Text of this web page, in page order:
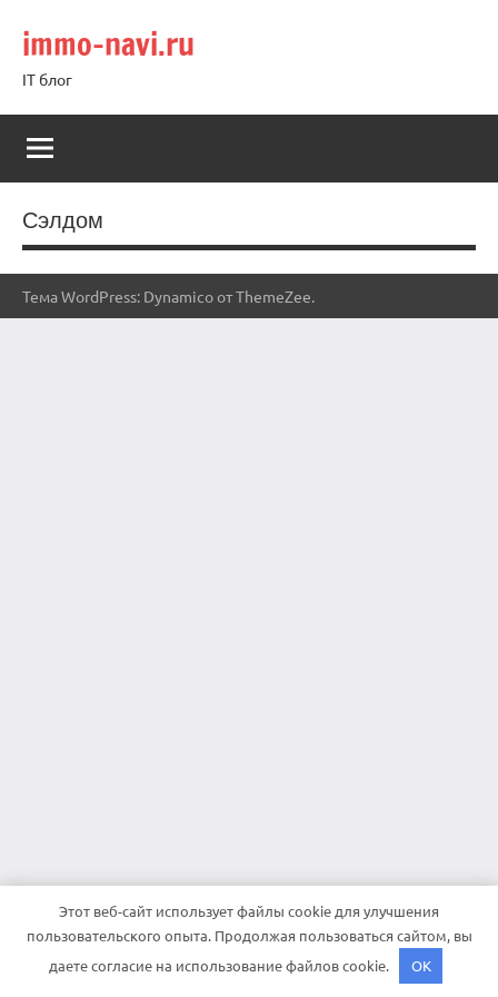
содержимому
immo-navi.ru
IT блог
Сэлдом
Тема WordPress: Dynamico от ThemeZee.
Этот веб-сайт использует файлы cookie для улучшения
пользовательского опыта. Продолжая пользоваться сайтом, вы
даете согласие на использование файлов cookie.
OK